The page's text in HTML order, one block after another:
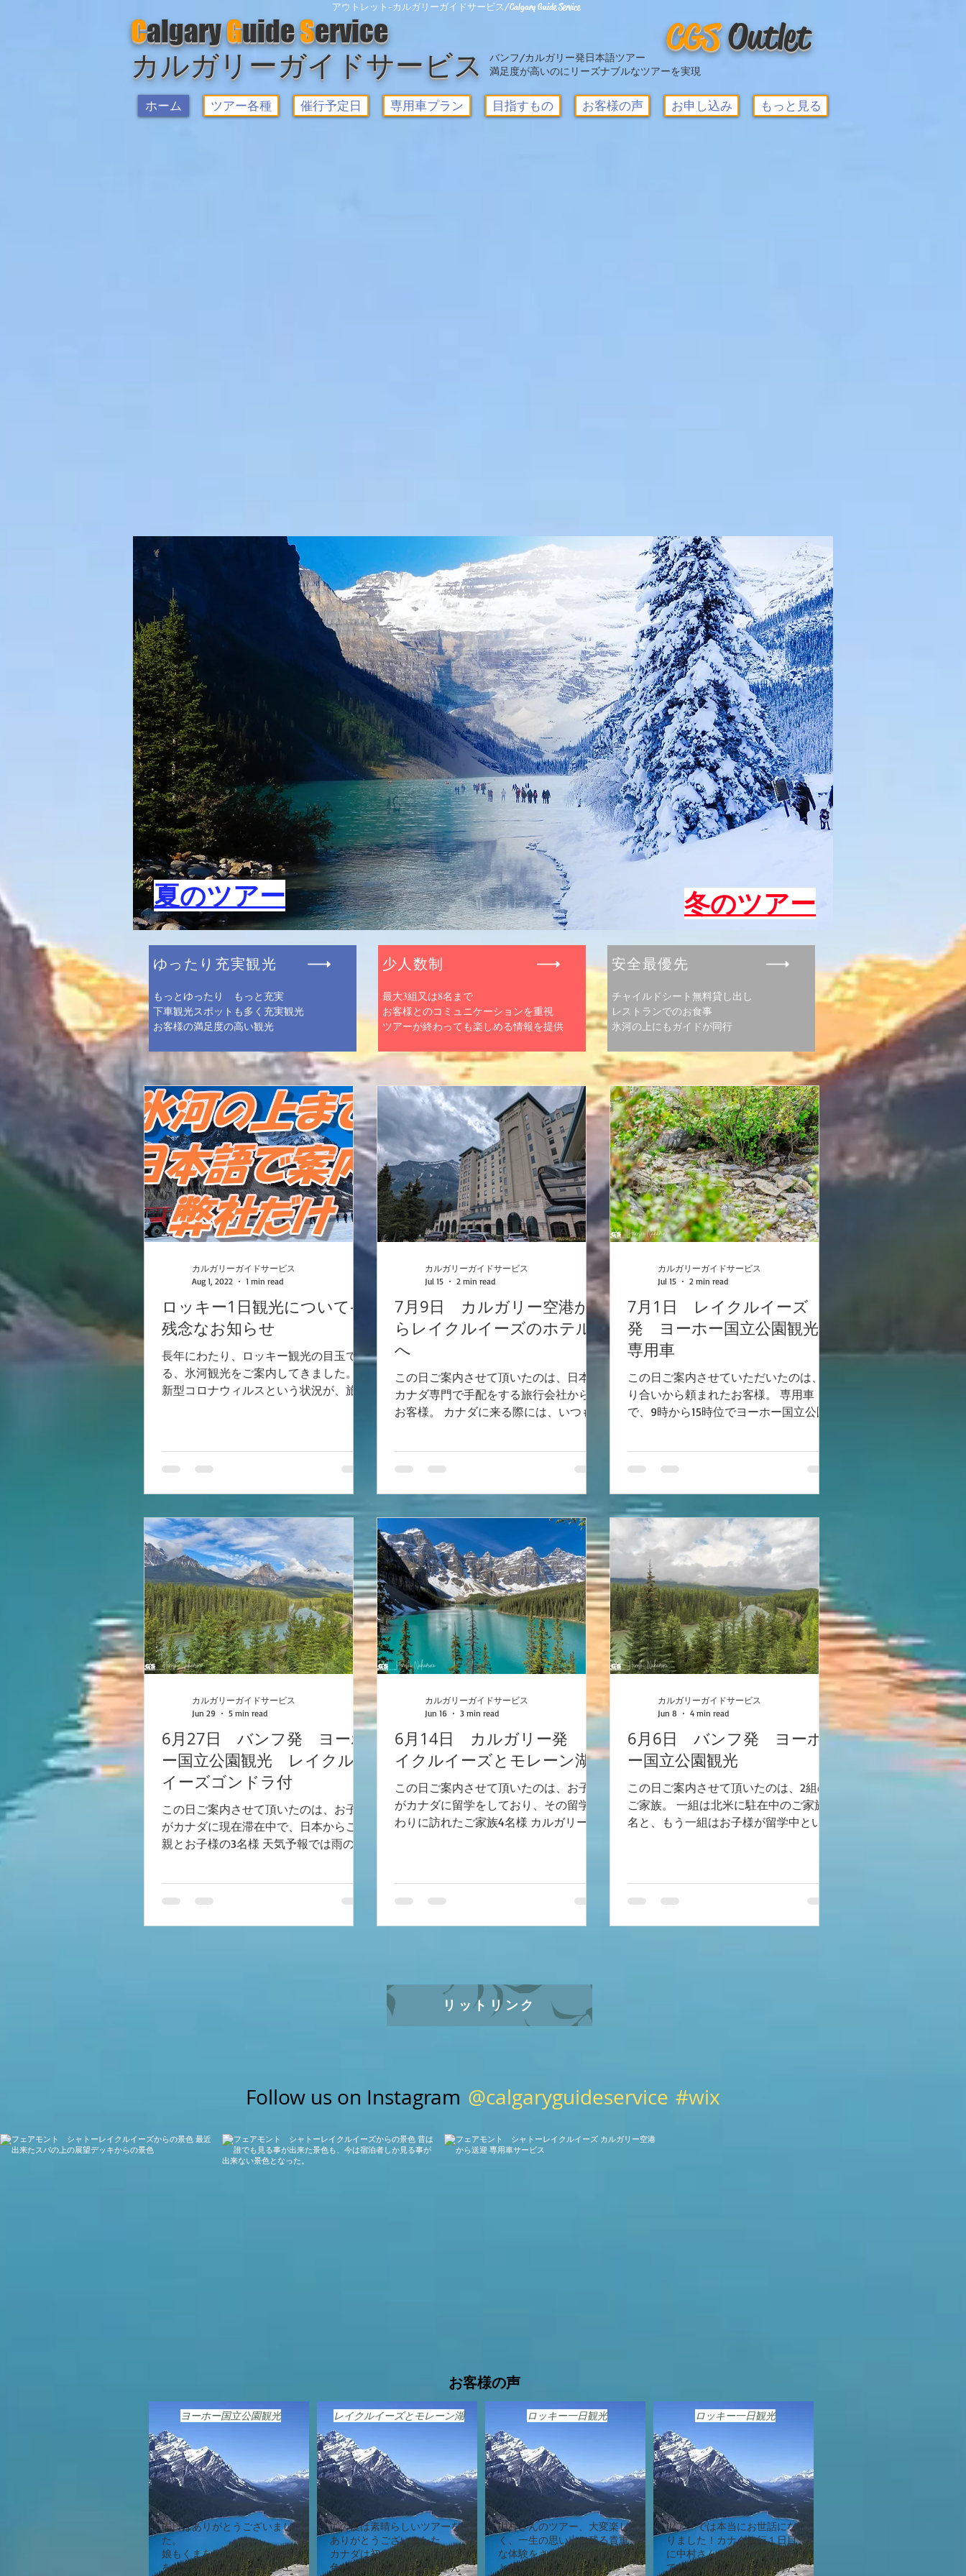
アウトレット-カルガリーガイドサービス/Calgary Guide Service
CalgaryGuideService
カルガリーガイドサービス
CGSOutlet
バンフ/カルガリー発日本語ツアー
満足度が高いのにリーズナブルなツアーを実現
ホーム ツアー各種 催行予定日 専用車プラン 目指すもの お客様の声 お申し込み もっと見る
​夏のツアー ​冬のツアー
ゆったり充実観光
もっとゆったり もっと充実
​下車観光スポットも多く充実観光
​お客様の満足度の高い観光
少人数制
最大3組又は8名まで
お客様とのコミュニケーションを重視
​ツアーが終わっても楽しめる情報を提供
安全最優先
チャイルドシート無料貸し出し
レストランでのお食事
​氷河の上にもガイドが同行
ロッキー1日観光について-
残念なお知らせ
長年にわたり、ロッキー観光の目玉であ
る、氷河観光をご案内してきました。
新型コロナウィルスという状況が、旅行
カルガリーガイドサービス
Aug 1, 2022
1 min read
7月9日 カルガリー空港か
らレイクルイーズのホテル
へ
この日ご案内させて頂いたのは、日本の
カナダ専門で手配をする旅行会社からの
お客様。 カナダに来る際には、いつも
ナダ3回目、ロッキーは2回目。 ご主人
いうご夫婦。 とっても上品なお客様で
いらっしゃいました。 レイクルイーズ
湖畔に建つホテルは、ホテル内がとって
も広く、レストラン会場も分かりにくい
ので館内案内を。 自由行動日もあるの
で、到着した日の夕食だけではなく、翌
日の夕食会場もご案内。 スタンピード
期間であったことから、ホテルは満室の
ようで、16時まで部屋が準備出来ないと
のこと。 湖も含めてゆっくりご案内し
ましたが、それでも時間があまる状況で
訪れたこの場所。 翌日の夕食の場所で
もあるので、窓からの景色や写真の撮り
方など説明していると、ホテルスタッフ
がやって来ました。 『宿泊されている
せ。 フロントから先は宿泊者しか入る
ことが出来なくなって5年程が経つでし
ょうかね。...
カルガリーガイドサービス
Jul 15
2 min read
7月1日 レイクルイーズ
発 ヨーホー国立公園観光
専用車
この日ご案内させていただいたのは、知
り合いから頼まれたお客様。 専用車
で、9時から15時位でヨーホー国立公園
談して何処かで… という内容でした。 雨
ないと、屋根付きのカフェやレストラン
の場所が限られるので、苦戦を強いられ
そうな状況でした。 時間通りにホテル
にお伺いすると、思いがけない提案があ
りました。 『昼食の場所の心配はしな
いでいいです。 お昼には帰って来られ
るよう、行ける場所だけ行きたいで
す。』 との事でした。 レイクルイーズ
湖畔にそびえるホテルにお泊りのお客様
でしたので、『ホテルでゆっくりした
い』という事もあったようです。 ヨー
ホー観光の目玉として考えられるのは、
モレーンレイクと、エメラルドレイク。
弊社のツアーではレイクルイーズゴンド
ラがあるのですが、弊社のスケジュール
のツアーではないので、2つの湖を巡る
イク ロックパイルトレイルを歩き始め
てすぐに、ピカが顔を出しました。 結
構近場で、草を口にくわ
カルガリーガイドサービス
Jul 15
2 min read
6月27日 バンフ発 ヨーホ
ー国立公園観光 レイクル
イーズゴンドラ付
この日ご案内させて頂いたのは、お子様
がカナダに現在滞在中で、日本からご両
親とお子様の3名様 天気予報では雨の予
った日。 本当に雨に降られないのか、
した。 バンフの街の空はどんより鉛
いですが、モレーンレイクはとっても綺
場所ですね。 アメリカから来た日本人
が話しかけてきて、お客様と一緒に少し
カルガリーガイドサービス
Jun 29
5 min read
6月14日 カルガリー発 レ
イクルイーズとモレーン湖
この日ご案内させて頂いたのは、お子様
がカナダに留学をしており、その留学終
わりに訪れたご家族4名様 カルガリーに
ったこの日、お客様はいい日を選ばれた
と思います。 最初に訪れたのはモレー
つもよりも緑色が強い色合いでしたが、
山に残る雪の白、空の青と相まってとっ
ても綺麗でした。 レイクルイーズも快
も過ごしやすい天気でしたね。 今回の
とのことでしたので、このスキーロッジ
で昼食をいただきました。 私はここの
カルガリーガイドサービス
Jun 16
3 min read
6月6日 バンフ発 ヨーホ
ー国立公園観光
この日ご案内させて頂いたのは、2組の
ご家族。 一組は北米に駐在中のご家族4
名と、もう一組はお子様が留学中という
で覆われてみる事が出来ませんでした。
ただ、雲の切れ間から青空が覗いている
かったこともあり、今年は緑色の強いモ
年の同時期の写真と比べるとその色の違
カルガリーガイドサービス
Jun 8
4 min read
リットリンク
Follow us on Instagram #wix
@calgaryguideservice
お客様の声
先日はありがとうございまし
た。
娘もくまをはじめとした動物
をたくさん見れたことや、エ
​ヨーホー国立公園観光
この度は素晴らしいツアーを
ありがとうございました
カナダは初めてでしたので、
色々興味深いお話をたくさん
​レイクルイーズとモレーン湖
中村さんのツアー、大変楽し
く、一生の思い出に残る貴重
な体験をさせていただけたな
と感じています。
ロッキー一日観光
ツアーでは本当にお世話にな
りました！カナダ旅行１日目
に中村さんのツアーに参加し
て、たくさんのお話を聞けた
ロッキー一日観光